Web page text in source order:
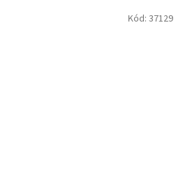
Kód: 37129